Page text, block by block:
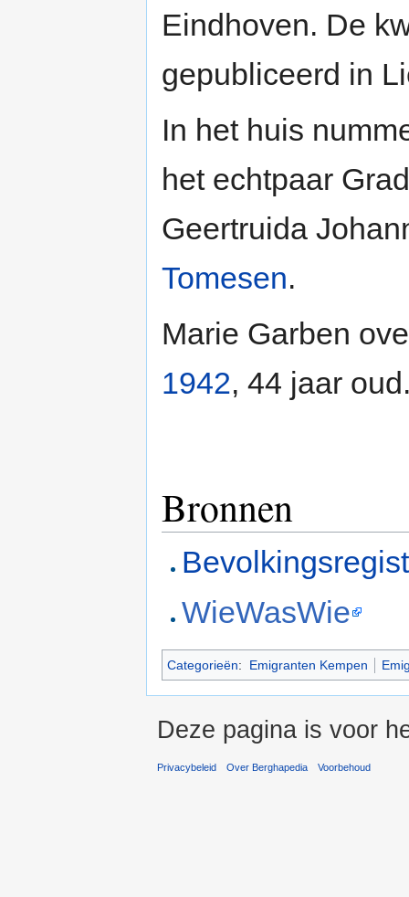
Eindhoven. De
gepubliceerd in
In het huis
het echtpaar
Geertruida
Tomesen.
Marie Garben
1942, 44 jaar
Bronnen
WieWasWie
Categorieën: Emigranten Kempen
Deze pagina is voor
Privacybeleid Over Berghapedia Voorbehoud